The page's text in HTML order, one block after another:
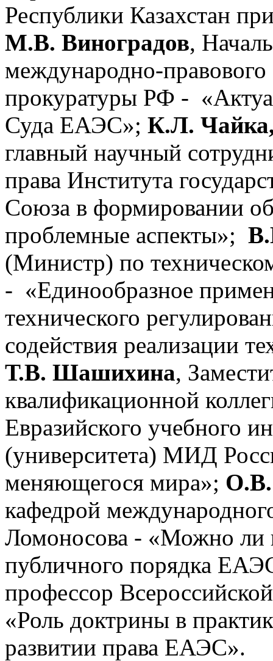
Республики Казахстан
М.В. Виноградов,
международно-правового
прокуратуры РФ -
Суда ЕАЭС»; К.Л.
главный научный
права Института
Союза в формировании
проблемные аспекты»;
(Министр) по
- «Единообразное
технического
содействия реализации
Т.В. Шашихина,
квалификационной
Евразийского учебного
(университета) МИД
меняющегося мира»;
кафедрой
Ломоносова - «Можно ли
публичного порядка
профессор
«Роль доктрины в
развитии права ЕАЭС».